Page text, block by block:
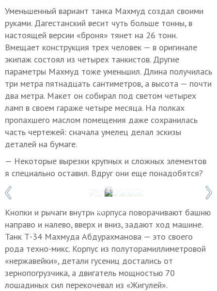
Уменьшенный вариант танка Махмуд создал своими
руками. Дагестанский весит чуть больше тонны, в
настоящей версии «броня» тянет на 26 тонн.
Вмещает конструкция трех человек — в оригинале
экипаж состоял из четырех танкистов. Другие
параметры Махмуд тоже уменьшил. Длина получилась
три метра пятнадцать сантиметров, а высота — почти
два метра. Макет он собирал под светом четырех
ламп в своем гараже четыре месяца. На полках
пропахшего маслом помещения даже сохранилась
часть чертежей: сначала умелец делал эскизы
деталей на бумаге.
— Некоторые вырезки крупных и сложных элементов
я специально оставил. Вдруг они еще понадобятся?
Фото: Амир Амиров
1 / 7
Кнопки и рычаги внутри корпуса поворачивают башню
направо и налево, вверх и вниз, задают ход машине.
Танк Т-34 Махмуда Абдурахманова — это своего
рода техно-микс. Корпус из полуторамиллиметровой
«нержавейки», детали гусениц достались от
зернопогрузчика, а двигатель мощностью 70
лошадиных сил перекочевал из «Жигулей».